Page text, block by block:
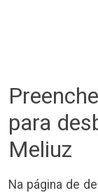
para
Meliuz
Na página de